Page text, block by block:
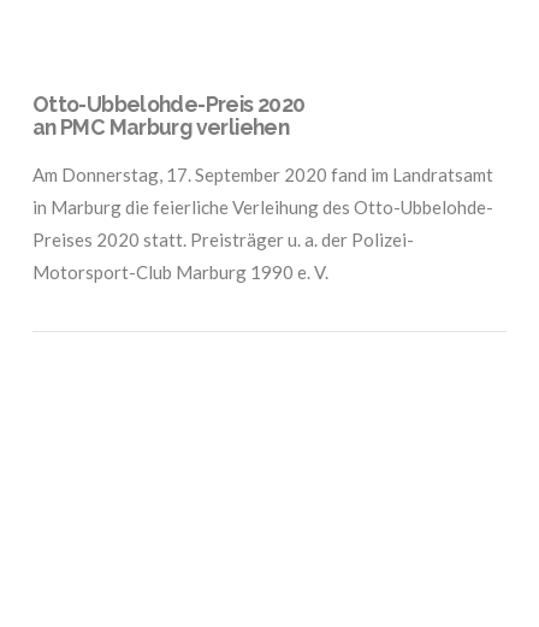
Otto-Ubbelohde-Preis 2020
an PMC Marburg verliehen
Am Donnerstag, 17. September 2020 fand im Landratsamt
in Marburg die feierliche Verleihung des Otto-Ubbelohde-
Preises 2020 statt. Preisträger u. a. der Polizei-
Motorsport-Club Marburg 1990 e. V.